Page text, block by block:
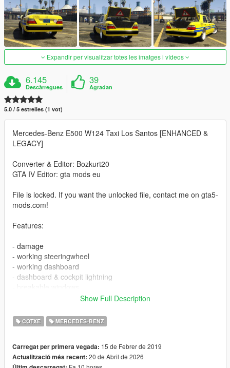
Expandir per visualitzar totes les imatges i vídeos
6.145
Descàrregues
39
Agradan
5.0 / 5 estrelles (1 vot)
Mercedes-Benz E500 W124 Taxi Los Santos [ENHANCED &
LEGACY]
Converter & Editor: Bozkurt20
GTA IV Editor: gta mods eu
File is locked. If you want the unlocked file, contact me on gta5-
mods.com!
Features:
- damage
- working steeringwheel
- working dashboard
- dashboard & cockpit lightning
- typical Mercedes warning triangle in the boot
- yellow lights
- dirt mapping
- working mirrors
Show Full Description
COTXE MERCEDES-BENZ
Carregat per primera vegada: 15 de Febrer de 2019
Actualització més recent: 20 de Abril de 2026